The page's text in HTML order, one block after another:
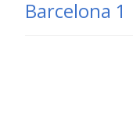
Barcelona 1